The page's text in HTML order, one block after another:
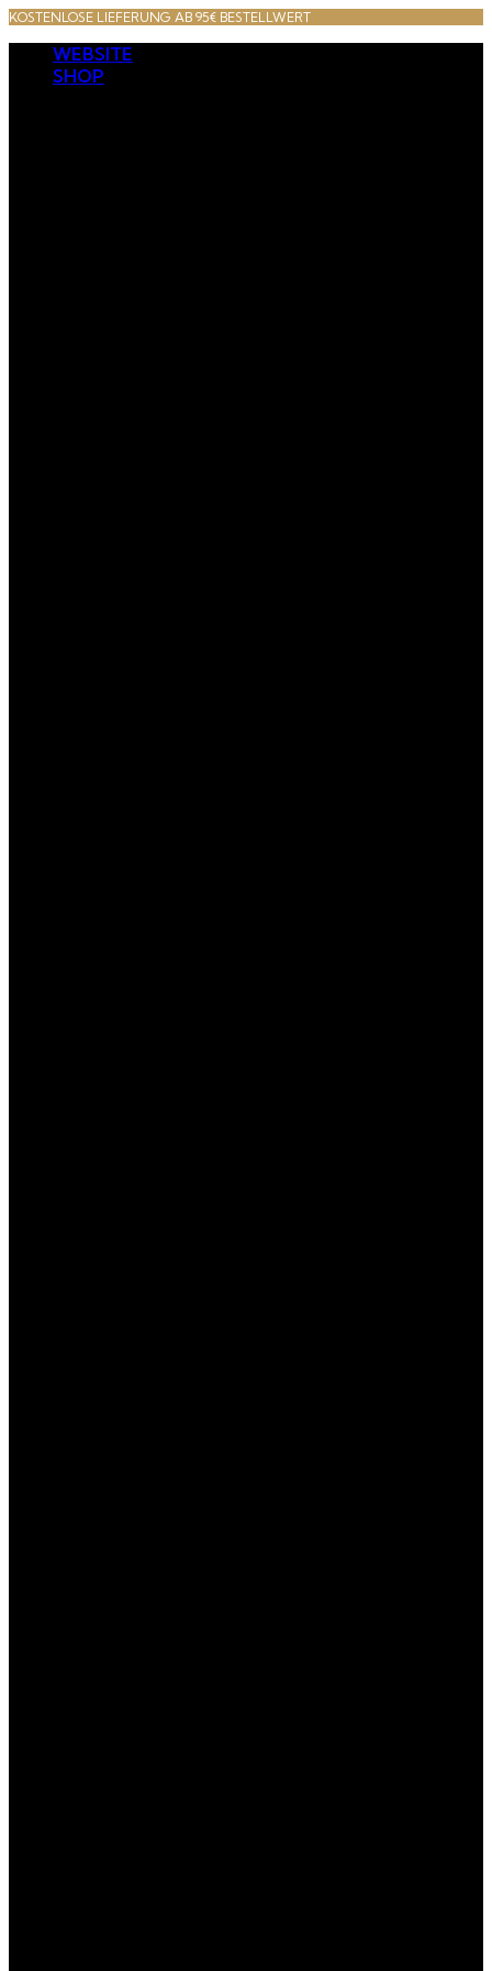
KOSTENLOSE LIEFERUNG AB 95€ BESTELLWERT
WEBSITE
SHOP